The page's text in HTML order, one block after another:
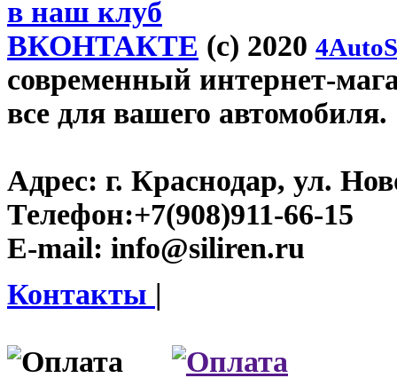
в наш клуб
ВКОНТАКТЕ (c) 2020
современный интернет-
все для вашего автомобиля.
Адрес: г. Краснодар, ул.
Телефон:+7(908)911-66-15
E-mail: info@siliren.ru
Контакты |